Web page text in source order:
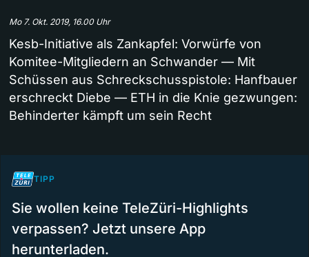
Mo 7. Okt. 2019, 16.00 Uhr
Kesb-Initiative als Zankapfel: Vorwürfe von
Komitee-Mitgliedern an Schwander — Mit
Schüssen aus Schreckschusspistole: Hanfbauer
erschreckt Diebe — ETH in die Knie gezwungen:
Behinderter kämpft um sein Recht
TIPP
Sie wollen keine TeleZüri-Highlights
verpassen? Jetzt unsere App
herunterladen.